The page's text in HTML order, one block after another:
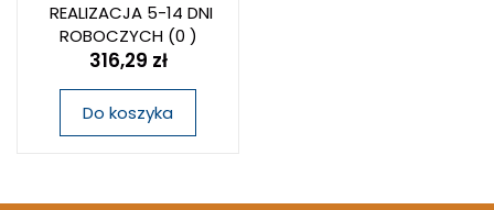
REALIZACJA 5-14 DNI
ROBOCZYCH(0 )
316,29 zł
Do koszyka